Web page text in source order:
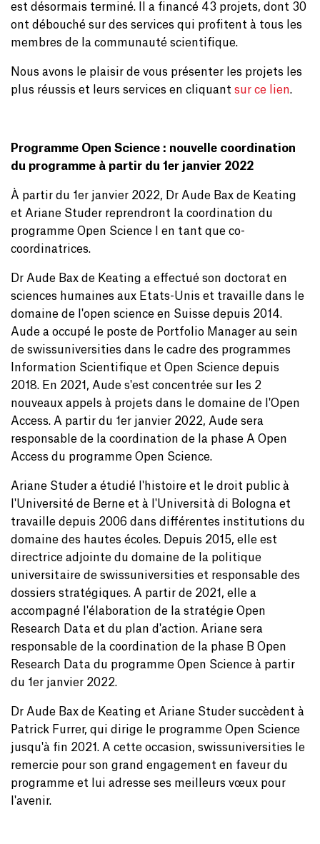
est désormais terminé. Il a financé 43 projets, dont 30
ont débouché sur des services qui profitent à tous les
membres de la communauté scientifique.
Nous avons le plaisir de vous présenter les projets les
plus réussis et leurs services en cliquant sur ce lien.
Programme Open Science : nouvelle coordination
du programme à partir du 1er janvier 2022
À partir du 1er janvier 2022, Dr Aude Bax de Keating
et Ariane Studer reprendront la coordination du
programme Open Science I en tant que co-
coordinatrices.
Dr Aude Bax de Keating a effectué son doctorat en
sciences humaines aux Etats-Unis et travaille dans le
domaine de l'open science en Suisse depuis 2014.
Aude a occupé le poste de Portfolio Manager au sein
de swissuniversities dans le cadre des programmes
Information Scientifique et Open Science depuis
2018. En 2021, Aude s'est concentrée sur les 2
nouveaux appels à projets dans le domaine de l'Open
Access. A partir du 1er janvier 2022, Aude sera
responsable de la coordination de la phase A Open
Access du programme Open Science.
Ariane Studer a étudié l'histoire et le droit public à
l'Université de Berne et à l'Università di Bologna et
travaille depuis 2006 dans différentes institutions du
domaine des hautes écoles. Depuis 2015, elle est
directrice adjointe du domaine de la politique
universitaire de swissuniversities et responsable des
dossiers stratégiques. A partir de 2021, elle a
accompagné l'élaboration de la stratégie Open
Research Data et du plan d'action. Ariane sera
responsable de la coordination de la phase B Open
Research Data du programme Open Science à partir
du 1er janvier 2022.
Dr Aude Bax de Keating et Ariane Studer succèdent à
Patrick Furrer, qui dirige le programme Open Science
jusqu'à fin 2021. A cette occasion, swissuniversities le
remercie pour son grand engagement en faveur du
programme et lui adresse ses meilleurs vœux pour
l'avenir.